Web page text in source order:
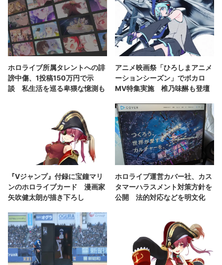
ホロライブ所属タレントへの誹
謗中傷、1投稿150万円で示
談 私生活を巡る卑猥な憶測も
アニメ映画祭「ひろしまアニメ
ーションシーズン」でボカロ
MV特集実施 椎乃味醂も登壇
『Vジャンプ』付録に宝鐘マリ
ンのホロライブカード 漫画家
矢吹健太朗が描き下ろし
ホロライブ運営カバー社、カス
タマーハラスメント対策方針を
公開 法的対応などを明文化